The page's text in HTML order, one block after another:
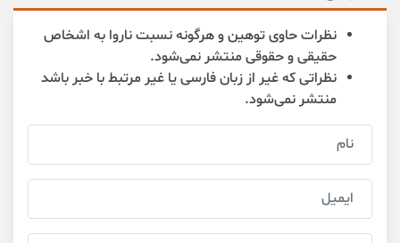
نظرات حاوی توهین و هرگونه نسبت ناروا به اشخاص
حقیقی و حقوقی منتشر نمی‌شود.
نظراتی که غیر از زبان فارسی یا غیر مرتبط با خبر باشد
منتشر نمی‌شود.